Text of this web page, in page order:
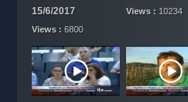
15/6/2017
Views : 6800
Views : 10234